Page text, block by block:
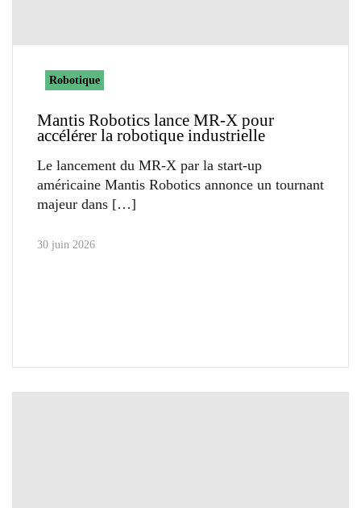
Robotique
Mantis Robotics lance MR-X pour
accélérer la robotique industrielle
Le lancement du MR-X par la start-up
américaine Mantis Robotics annonce un tournant
majeur dans
30 juin 2026